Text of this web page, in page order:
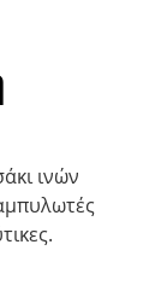
ινών